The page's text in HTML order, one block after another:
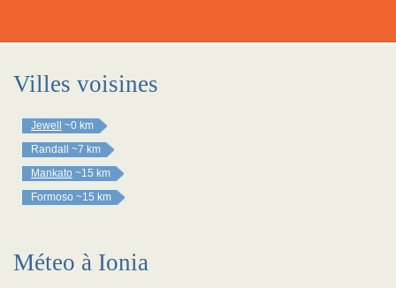
Villes voisines
Jewell
~0 km
Randall
~7 km
Mankato ~15 km
Formoso ~15 km
Méteo à Ionia